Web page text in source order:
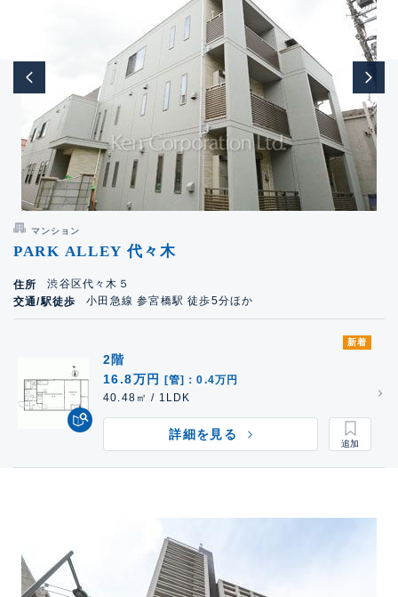
マンション
PARK ALLEY 代々木
住所
渋谷区代々木５
交通/駅徒歩
小田急線 参宮橋駅 徒歩5分ほか
新着
2階
16.8万円
[管]：0.4万円
40.48㎡ / 1LDK
詳細を見る